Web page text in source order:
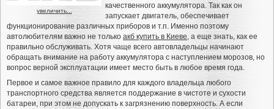
увеличить...
качественного аккумулятора. Так как он
запускает двигатель, обеспечивает
функционирование различных приборов и т.п. Именно поэтому
автолюбителям важно не только акб купить в Киеве, а еще знать, как ее
правильно обслуживать. Хотя чаще всего автовладельцы начинают
обращать внимание на работу аккумулятора с наступлением морозов, но
вопрос верной эксплуатации имеет место быть в любое время года.
Первое и самое важное правило для каждого владельца любого
транспортного средства является поддержание в чистоте и сухости
батареи, при этом не допускать к загрязнению поверхность. А если